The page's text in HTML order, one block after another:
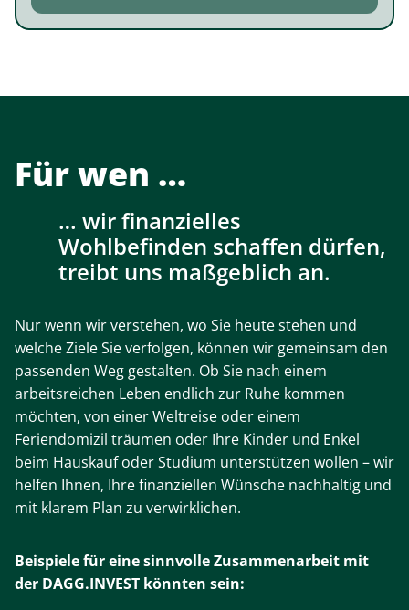
Für wen
wir finanzielles
Wohlbefinden schaffen dürfen,
treibt uns maßgeblich an.
Nur wenn wir verstehen, wo Sie heute stehen und
welche Ziele Sie verfolgen, können wir gemeinsam den
passenden Weg gestalten. Ob Sie nach einem
arbeitsreichen Leben endlich zur Ruhe kommen
möchten, von einer Weltreise oder einem
Feriendomizil träumen oder Ihre Kinder und Enkel
beim Hauskauf oder Studium unterstützen wollen – wir
helfen Ihnen, Ihre finanziellen Wünsche nachhaltig und
mit klarem Plan zu verwirklichen.
Beispiele für eine sinnvolle Zusammenarbeit mit
der DAGG.INVEST könnten sein: